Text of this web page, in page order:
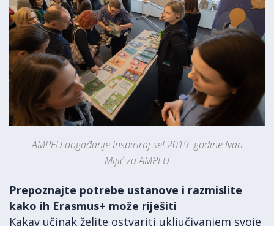
AMPEU događanje Inspiriraj se! 2019. godine Ivan
Mijić za AMPEU
Prepoznajte potrebe ustanove i razmislite
kako ih Erasmus+ može riješiti
Kakav učinak želite ostvariti uključivanjem svoje